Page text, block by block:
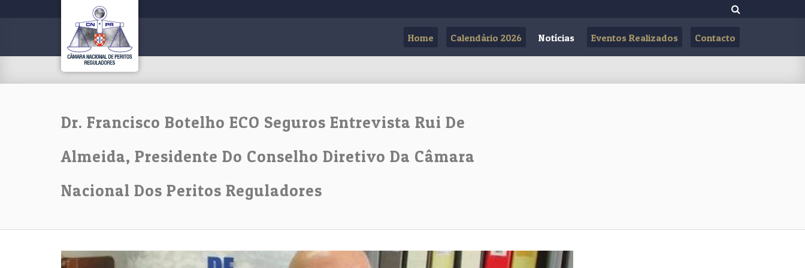
Home Calendário 2026 Notícias Eventos Realizados Contacto
Dr. Francisco Botelho ECO Seguros Entrevista Rui De
Almeida, Presidente Do Conselho Diretivo Da Câmara
Nacional Dos Peritos Reguladores